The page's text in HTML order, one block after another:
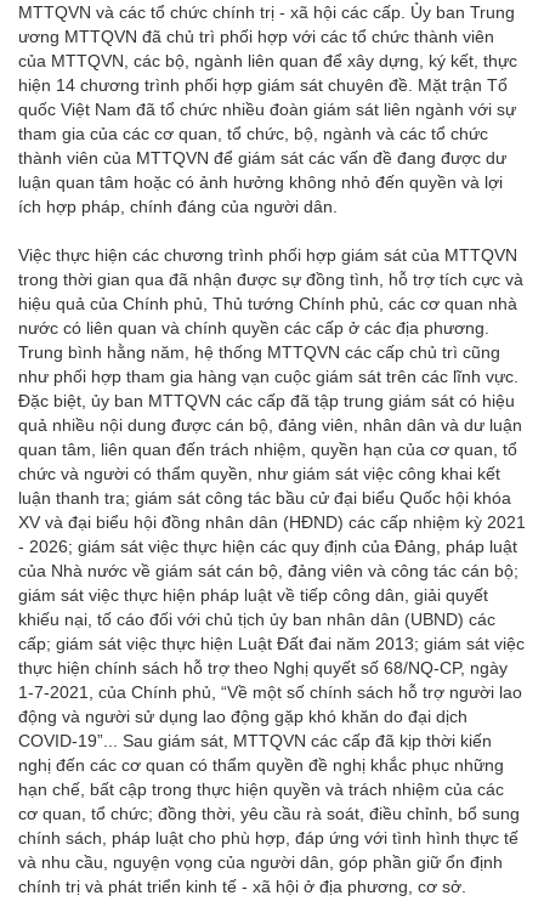
MTTQVN và các tổ chức chính trị - xã hội các cấp. Ủy ban Trung
ương MTTQVN đã chủ trì phối hợp với các tổ chức thành viên
của MTTQVN, các bộ, ngành liên quan để xây dựng, ký kết, thực
hiện 14 chương trình phối hợp giám sát chuyên đề. Mặt trận Tổ
quốc Việt Nam đã tổ chức nhiều đoàn giám sát liên ngành với sự
tham gia của các cơ quan, tổ chức, bộ, ngành và các tổ chức
thành viên của MTTQVN để giám sát các vấn đề đang được dư
luận quan tâm hoặc có ảnh hưởng không nhỏ đến quyền và lợi
ích hợp pháp, chính đáng của người dân.
Việc thực hiện các chương trình phối hợp giám sát của MTTQVN
trong thời gian qua đã nhận được sự đồng tình, hỗ trợ tích cực và
hiệu quả của Chính phủ, Thủ tướng Chính phủ, các cơ quan nhà
nước có liên quan và chính quyền các cấp ở các địa phương.
Trung bình hằng năm, hệ thống MTTQVN các cấp chủ trì cũng
như phối hợp tham gia hàng vạn cuộc giám sát trên các lĩnh vực.
Đặc biệt, ủy ban MTTQVN các cấp đã tập trung giám sát có hiệu
quả nhiều nội dung được cán bộ, đảng viên, nhân dân và dư luận
quan tâm, liên quan đến trách nhiệm, quyền hạn của cơ quan, tổ
chức và người có thẩm quyền, như giám sát việc công khai kết
luận thanh tra; giám sát công tác bầu cử đại biểu Quốc hội khóa
XV và đại biểu hội đồng nhân dân (HĐND) các cấp nhiệm kỳ 2021
- 2026; giám sát việc thực hiện các quy định của Đảng, pháp luật
của Nhà nước về giám sát cán bộ, đảng viên và công tác cán bộ;
giám sát việc thực hiện pháp luật về tiếp công dân, giải quyết
khiếu nại, tố cáo đối với chủ tịch ủy ban nhân dân (UBND) các
cấp; giám sát việc thực hiện Luật Đất đai năm 2013; giám sát việc
thực hiện chính sách hỗ trợ theo Nghị quyết số 68/NQ-CP, ngày
1-7-2021, của Chính phủ, “Về một số chính sách hỗ trợ người lao
động và người sử dụng lao động gặp khó khăn do đại dịch
COVID-19”... Sau giám sát, MTTQVN các cấp đã kịp thời kiến
nghị đến các cơ quan có thẩm quyền đề nghị khắc phục những
hạn chế, bất cập trong thực hiện quyền và trách nhiệm của các
cơ quan, tổ chức; đồng thời, yêu cầu rà soát, điều chỉnh, bổ sung
chính sách, pháp luật cho phù hợp, đáp ứng với tình hình thực tế
và nhu cầu, nguyện vọng của người dân, góp phần giữ ổn định
chính trị và phát triển kinh tế - xã hội ở địa phương, cơ sở.